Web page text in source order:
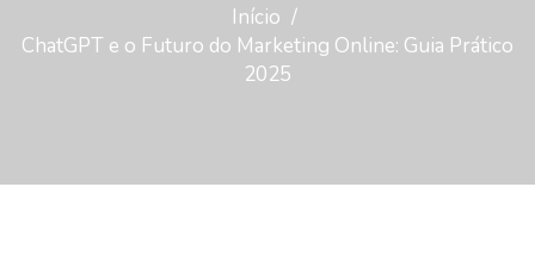
Início
ChatGPT e o Futuro do Marketing Online: Guia Prático
2025